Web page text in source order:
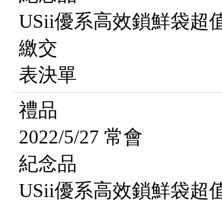
USii優系高效鎖鮮袋超
繳交
表決單
禮品
2022/5/27 常會
紀念品
USii優系高效鎖鮮袋超